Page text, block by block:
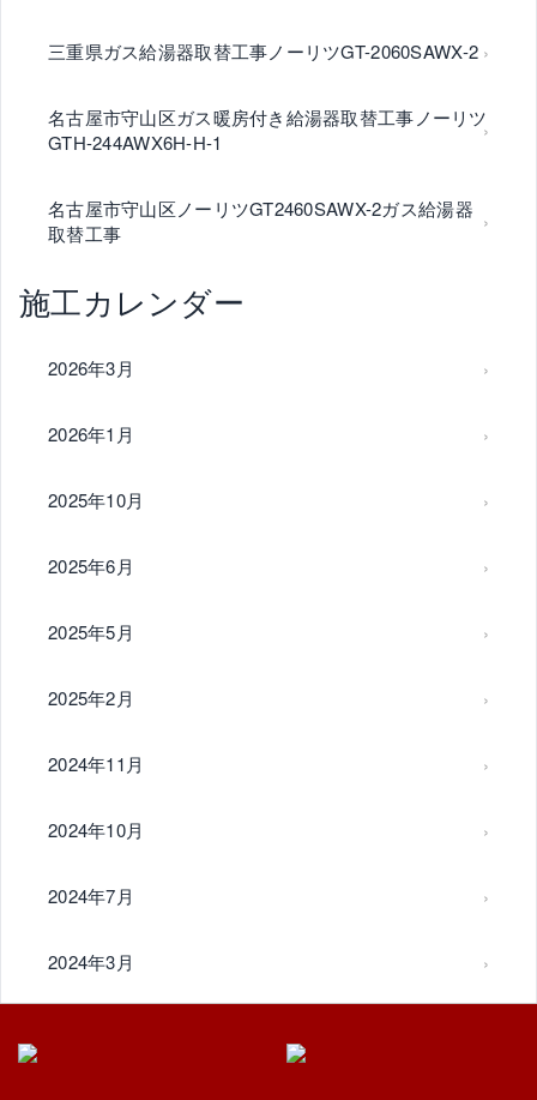
三重県ガス給湯器取替工事ノーリツGT-2060SAWX-2
名古屋市守山区ガス暖房付き給湯器取替工事ノーリツ
GTH-244AWX6H-H-1
名古屋市守山区ノーリツGT2460SAWX-2ガス給湯器
取替工事
施工カレンダー
2026年3月
2026年1月
2025年10月
2025年6月
2025年5月
2025年2月
2024年11月
2024年10月
2024年7月
2024年3月